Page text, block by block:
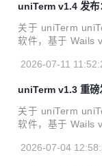
到 RDP 远程桌面
览，从串口调试
件，解决所有远程
uniTerm v1.4 发布
DB、SSH 隧道、
关于 uniTerm
软件，基于 Wails
进一个不到 10MB
到 RDP 远程桌面
览，从串口调试
件，解决所有远程
2026-07-11
uniTerm v1.3 重磅
协议，内置 AI Agent
关于 uniTerm
软件，基于 Wails
进一个不到 10MB
2026-07-04